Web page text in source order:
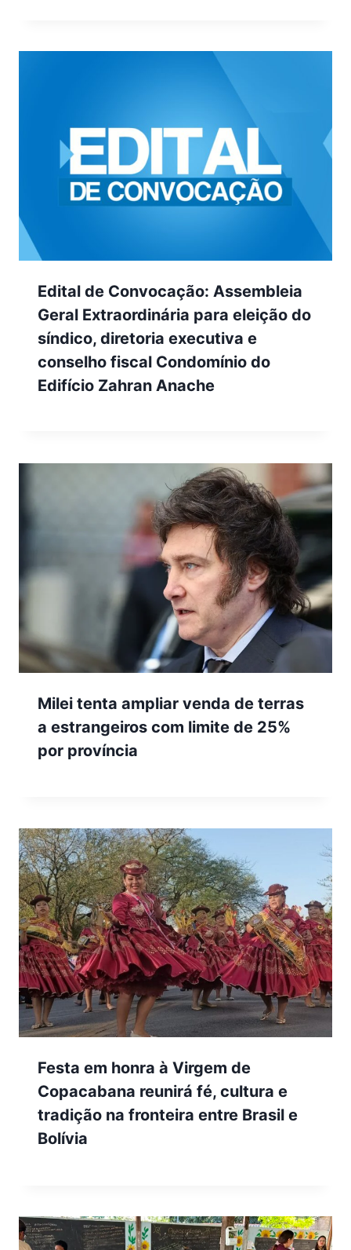
Edital de Convocação: Assembleia
Geral Extraordinária para eleição do
síndico, diretoria executiva e
conselho fiscal Condomínio do
Edifício Zahran Anache
Milei tenta ampliar venda de terras
a estrangeiros com limite de 25%
por província
Festa em honra à Virgem de
Copacabana reunirá fé, cultura e
tradição na fronteira entre Brasil e
Bolívia